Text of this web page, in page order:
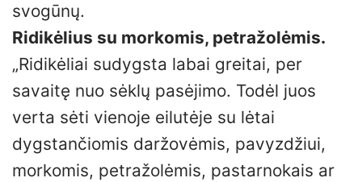
svogūnų.
Ridikėlius su morkomis, petražolėmis.
„Ridikėliai sudygsta labai greitai, per
savaitę nuo sėklų pasėjimo. Todėl juos
verta sėti vienoje eilutėje su lėtai
dygstančiomis daržovėmis, pavyzdžiui,
morkomis, petražolėmis, pastarnokais ar